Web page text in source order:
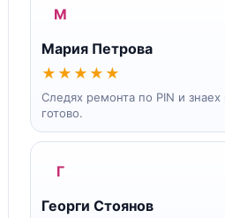
М
Мария Петрова
★★★★★
Следях ремонта по PIN и знаех
готово.
Г
Георги Стоянов